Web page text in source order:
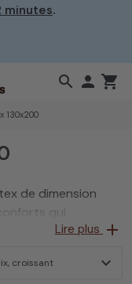
minutes.
search  shopping_cart
130x200
de dimension
qui
Lire plus add
croissant expand_more